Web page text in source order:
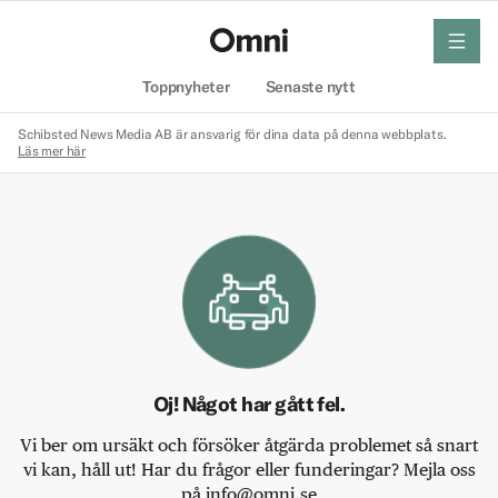
Toppnyheter Senaste nytt
meny
Schibsted News Media AB är ansvarig för dina data på denna webbplats.
Läs mer här
Oj! Något har gått fel.
Vi ber om ursäkt och försöker åtgärda problemet så snart
vi kan, håll ut! Har du frågor eller funderingar? Mejla oss